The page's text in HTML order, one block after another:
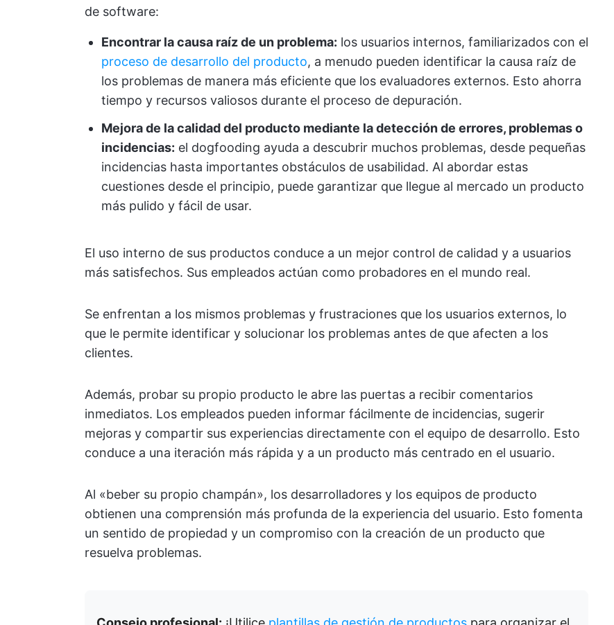
de software:
Encontrar la causa raíz de un problema: los usuarios internos, familiarizados con el
proceso de desarrollo del producto, a menudo pueden identificar la causa raíz de
los problemas de manera más eficiente que los evaluadores externos. Esto ahorra
tiempo y recursos valiosos durante el proceso de depuración.
Mejora de la calidad del producto mediante la detección de errores, problemas o
incidencias: el dogfooding ayuda a descubrir muchos problemas, desde pequeñas
incidencias hasta importantes obstáculos de usabilidad. Al abordar estas
cuestiones desde el principio, puede garantizar que llegue al mercado un producto
más pulido y fácil de usar.
El uso interno de sus productos conduce a un mejor control de calidad y a usuarios
más satisfechos. Sus empleados actúan como probadores en el mundo real.
Se enfrentan a los mismos problemas y frustraciones que los usuarios externos, lo
que le permite identificar y solucionar los problemas antes de que afecten a los
clientes.
Además, probar su propio producto le abre las puertas a recibir comentarios
inmediatos. Los empleados pueden informar fácilmente de incidencias, sugerir
mejoras y compartir sus experiencias directamente con el equipo de desarrollo. Esto
conduce a una iteración más rápida y a un producto más centrado en el usuario.
Al «beber su propio champán», los desarrolladores y los equipos de producto
obtienen una comprensión más profunda de la experiencia del usuario. Esto fomenta
un sentido de propiedad y un compromiso con la creación de un producto que
resuelva problemas.